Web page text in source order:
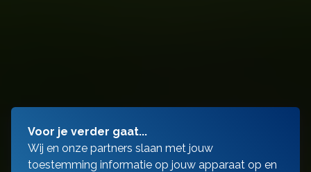
Voor je verder gaat...
Wij en onze partners slaan met jouw
toestemming informatie op jouw apparaat op en